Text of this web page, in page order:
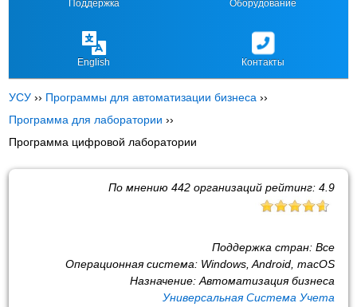
Поддержка Оборудование
English Контакты
УСУ ›› Программы для автоматизации бизнеса ››
Программа для лаборатории ››
Программа цифровой лаборатории
По мнению 442организаций рейтинг: 4.9
Поддержка стран: Все
Операционная система: Windows, Android, macOS
Назначение: Автоматизация бизнеса
Универсальная Система Учета